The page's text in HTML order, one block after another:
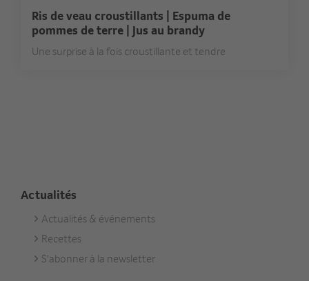
Ris de veau croustillants | Espuma de
pommes de terre | Jus au brandy
Une surprise à la fois croustillante et tendre
Actualités
Footer
Aktuell
Actualités & événements
Recettes
S'abonner à la newsletter